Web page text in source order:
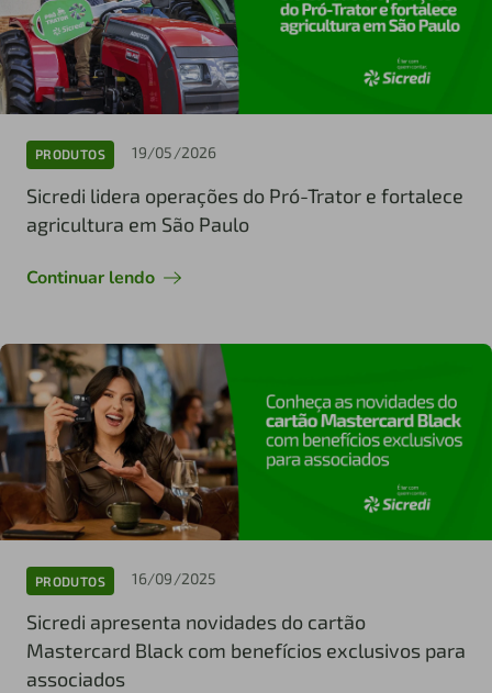
PRODUTOS 19/05/2026
Sicredi lidera operações do Pró-Trator e fortalece
agricultura em São Paulo
Continuar lendo
PRODUTOS 16/09/2025
Sicredi apresenta novidades do cartão
Mastercard Black com benefícios exclusivos para
associados